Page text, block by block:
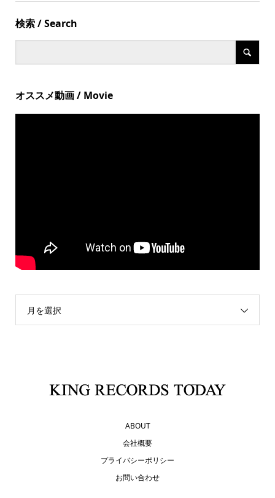
検索 / Search
オススメ動画 / Movie
月を選択
ABOUT
会社概要
プライバシーポリシー
お問い合わせ